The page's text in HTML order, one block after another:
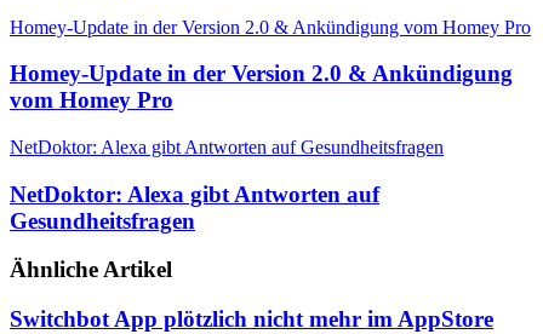
Homey-Update in der Version 2.0 & Ankündigung vom Homey Pro
Homey-Update in der Version 2.0 & Ankündigung
vom Homey Pro
NetDoktor: Alexa gibt Antworten auf Gesundheitsfragen
NetDoktor: Alexa gibt Antworten auf
Gesundheitsfragen
Ähnliche Artikel
Switchbot App plötzlich nicht mehr im AppStore